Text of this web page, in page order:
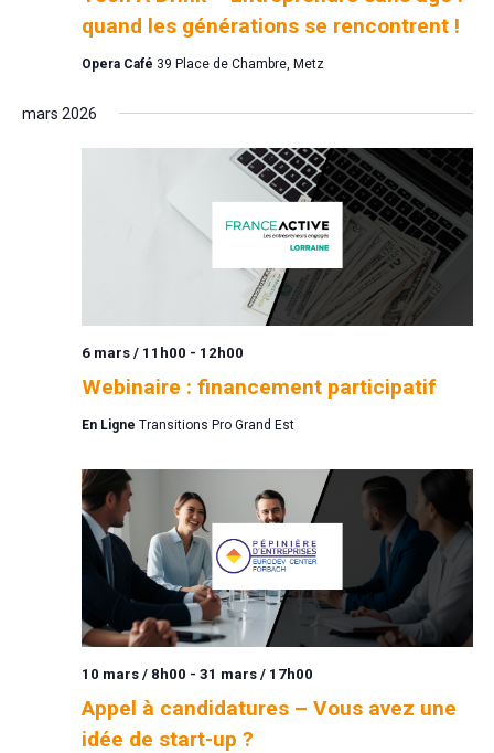
quand les générations se rencontrent !
Opera Café 39 Place de Chambre, Metz
mars 2026
Webinaire : financement participatif
6 mars / 11h00 - 12h00
En Ligne Transitions Pro Grand Est
Appel à candidatures – Vous avez une
idée de start-up ?
10 mars / 8h00 - 31 mars / 17h00